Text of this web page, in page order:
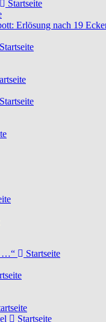
Startseite
Erlösung nach 19
Startseite
Startseite
…“
Startseite
Startseite